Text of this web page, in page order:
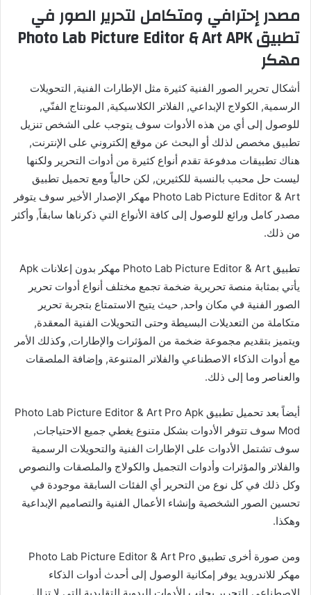
مصدر إحترافي ومتكامل لتحرير الصور في
تطبيق Photo Lab Picture Editor & Art APK
مهكر
أشكال تحرير الصور الفنية كثيرة مثل الإطارات الفنية, التحويلات
الرسمية, الكولاج الإبداعي, الفلاتر الكلاسيكية, المونتاج الفنّي,
للوصول إلى أي من هذه الأدوات سوف يتوجب على الشخص تنزيل
تطبيق مخصص لذلك أو البحث عن موقع إلكتروني على الإنترنت,
هناك تطبيقات مدفوعة تقدم أنواع كثيرة من أدوات التحرير ولكنها
ليست حل محبب بالنسبة للكثيرين, لكن حالياً ومع تحميل تطبيق
Photo Lab Picture Editor & Art مهكر الإصدار الأخير سوف يتوفر
مصدر كامل ورائع للوصول إلى كافة الأنواع التي ذكرناها سابقاً, وأكثر
من ذلك.
تطبيق Photo Lab Picture Editor & Art مهكر بدون إعلانات Apk
يأتي بمثابة منصة تحريرية ضخمة تجمع مختلف أنواع أدوات تحرير
الصور الفنية في مكان واحد, حيث يتيح الاستمتاع بتجربة تحرير
متكاملة من التعديلات البسيطة وحتى التحويلات الفنية المعقدة,
ويتميز بتقديم مجموعة ضخمة من المؤثرات والإطارات, وكذلك الأمر
مع أدوات الذكاء الاصطناعي والفلاتر المتنوعة, وإضافة الملصقات
والعناصر وما إلى ذلك.
أيضاً بعد تحميل تطبيق Photo Lab Picture Editor & Art Pro Apk
Mod سوف تتوفر الأدوات بشكل متنوع يغطي جميع الاحتياجات,
سوف تشتمل الأدوات على الإطارات الفنية والتحويلات الرسمية
والفلاتر والمؤثرات وأدوات التجميل والكولاج والملصقات والنصوص
وكل ذلك في كل نوع من التحرير أي الفئات السابقة موجودة في
تحسين الصور الشخصية وإنشاء الأعمال الفنية والتصاميم الإبداعية
وهكذا.
ومن صورة أخرى تطبيق Photo Lab Picture Editor & Art Pro
مهكر للاندرويد يوفر إمكانية الوصول إلى أحدث أدوات الذكاء